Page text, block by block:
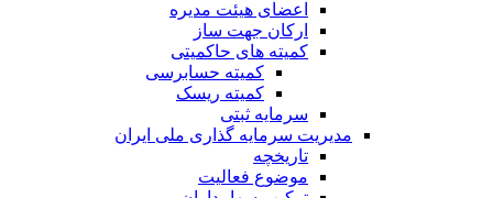
اعضای هیئت مدیره
ارکان جهت ساز
کمیته های حاکمیتی
کمیته حسابرسی
کمیته ریسک
سرمایه ثبتی
مدیریت سرمایه گذاری ملی ایران
تاریخچه
موضوع فعالیت